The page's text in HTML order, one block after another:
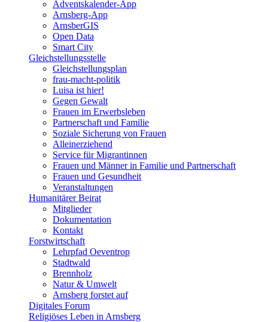
Adventskalender-App
Arnsberg-App
ArnsberGIS
Open Data
Smart City
Gleichstellungsstelle
Gleichstellungsplan
frau-macht-politik
Luisa ist hier!
Gegen Gewalt
Frauen im Erwerbsleben
Partnerschaft und Familie
Soziale Sicherung von Frauen
Alleinerziehend
Service für Migrantinnen
Frauen und Männer in Familie und Partnerschaft
Frauen und Gesundheit
Veranstaltungen
Humanitärer Beirat
Mitglieder
Dokumentation
Kontakt
Forstwirtschaft
Lehrpfad Oeventrop
Stadtwald
Brennholz
Natur & Umwelt
Arnsberg forstet auf
Digitales Forum
Religiöses Leben in Arnsberg